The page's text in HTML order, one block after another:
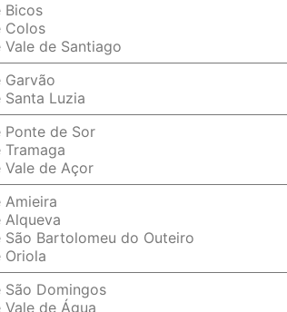
Bicos
Colos
Vale de Santiago
Garvão
Santa Luzia
Ponte de Sor
Tramaga
Vale de Açor
Amieira
Alqueva
São Bartolomeu do Outeiro
Oriola
São Domingos
Vale de Água